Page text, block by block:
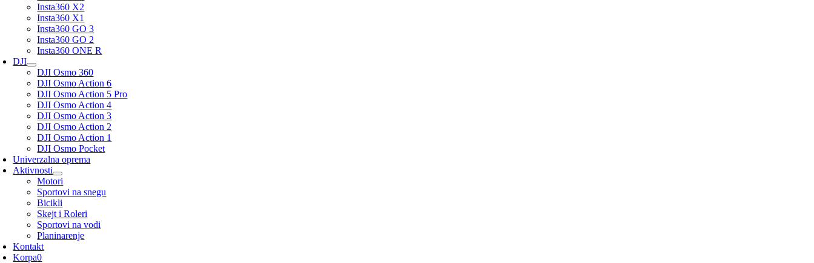
Insta360 X2
Insta360 X1
Insta360 GO 3
Insta360 GO 2
Insta360 ONE R
DJI
DJI Osmo 360
DJI Osmo Action 6
DJI Osmo Action 5 Pro
DJI Osmo Action 4
DJI Osmo Action 3
DJI Osmo Action 2
DJI Osmo Action 1
DJI Osmo Pocket
Univerzalna oprema
Aktivnosti
Motori
Sportovi na snegu
Bicikli
Skejt i Roleri
Sportovi na vodi
Planinarenje
Kontakt
Korpa0